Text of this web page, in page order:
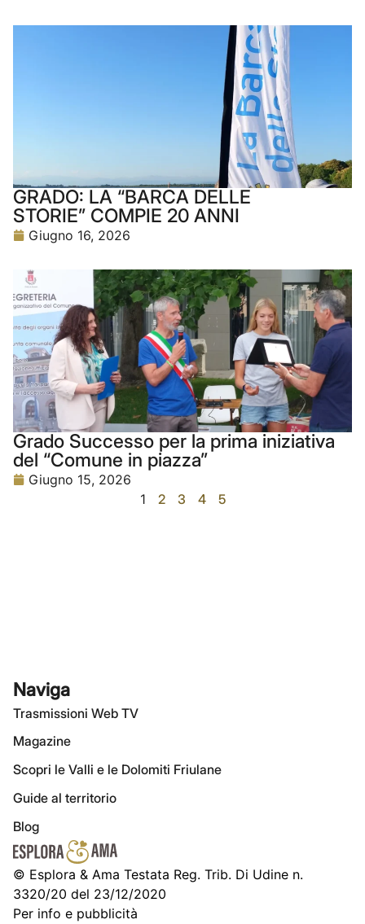
GRADO: LA “BARCA DELLE
STORIE” COMPIE 20 ANNI
Giugno 16, 2026
Grado Successo per la prima iniziativa
del “Comune in piazza”
Giugno 15, 2026
1
2 3 4 5
Naviga
Trasmissioni Web TV
Magazine
Scopri le Valli e le Dolomiti Friulane
Guide al territorio
Blog
© Esplora & Ama Testata Reg. Trib. Di Udine n.
3320/20 del 23/12/2020
Per info e pubblicità